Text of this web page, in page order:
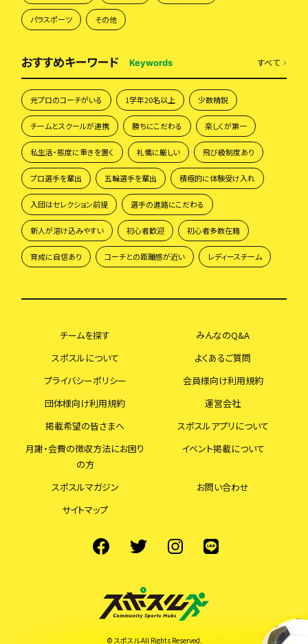
パラスポーツ その他
おすすめキーワード Keywords すべて
元プロのコーチがいる 1学年20名以上 少数精鋭
チームとスクールが連携 勝ちにこだわる 楽しくが第一
私生活・態度に重きを置く 礼儀に厳しい 飛び級制度あり
プロ選手を輩出 五輪選手を輩出 積極的に体験受け入れ
入団はセレクション前提 選手の進路にこだわる
新人が溶け込みやすい 初心者歓迎 初心者多数在籍
育成に自信あり コーチとの距離感が近い レディースチーム
© スポスル All Rights Reserved.
チームを探す
みんなのQ&A
スポスルについて
よくあるご質問
プライバシーポリシー
会員様向け利用規約
団体様向け利用規約
運営会社
掲載希望の皆さまへ
スポスルアプリについて
月謝・会費の徴収方法にお困り
の方
イベント掲載について
スポスルマガジン
お問い合わせ
サイトマップ